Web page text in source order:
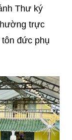
Thư ký
trực
đức phụ